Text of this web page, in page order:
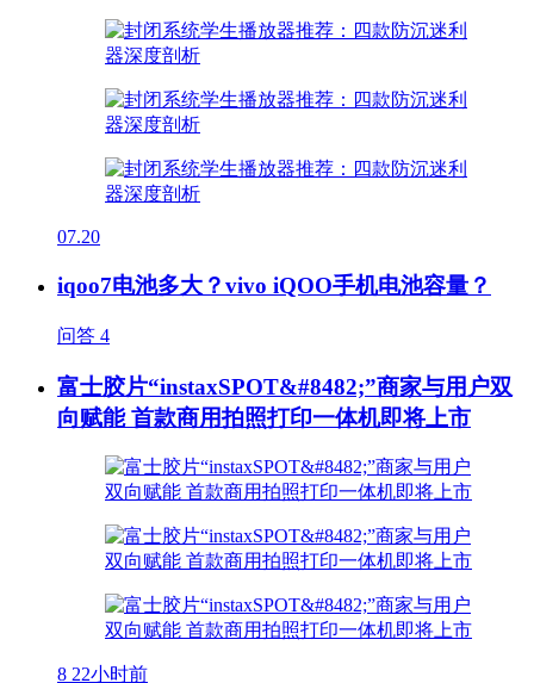
07.20
iqoo7电池多大？vivo iQOO手机电池容量？
问答 4
富士胶片“instaxSPOT&#8482;”商家与用户双
向赋能 首款商用拍照打印一体机即将上市
8 22小时前